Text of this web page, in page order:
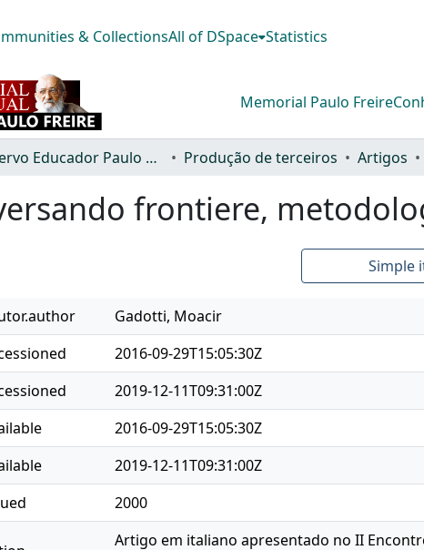
& CollectionsAll of DSpace Statistics
Memorial Paulo Freire
Acervo Educador Paulo Freire Produção de terceiros Artigos
frontiere,
Simple
Gadotti, Moacir
2016-09-29T15:05:30Z
2019-12-11T09:31:00Z
2016-09-29T15:05:30Z
2019-12-11T09:31:00Z
2000
Artigo em italiano apresentado no II